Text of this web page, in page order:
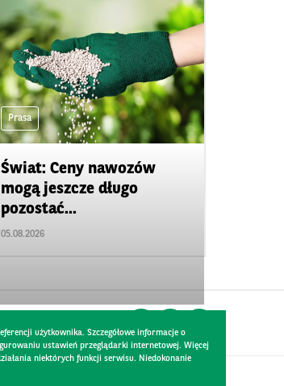
Prasa
Świat: Ceny nawozów
mogą jeszcze długo
pozostać...
05.08.2026
użytkownika. Szczegółowe informacje o
ustawień przeglądarki internetowej. Więcej
niektórych funkcji serwisu. Niedokonanie